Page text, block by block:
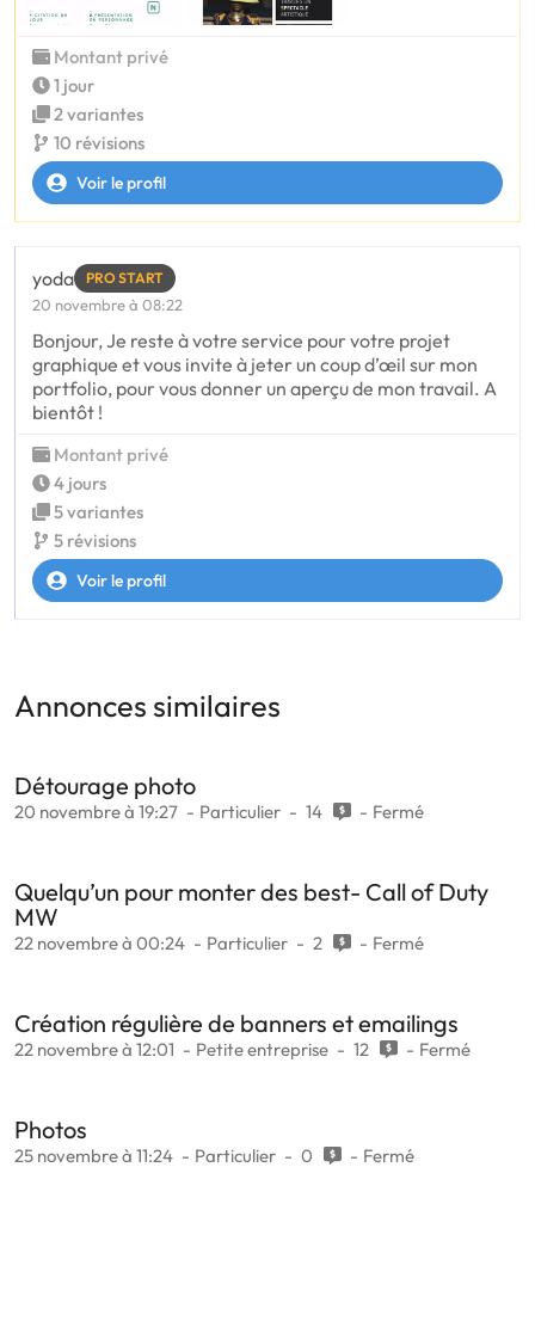
Montant privé
1 jour
2 variantes
10 révisions
Voir le profil
yoda PRO START
20 novembre à 08:22
Bonjour, Je reste à votre service pour votre projet
graphique et vous invite à jeter un coup d’œil sur mon
portfolio, pour vous donner un aperçu de mon travail. A
bientôt !
Montant privé
4 jours
5 variantes
5 révisions
Voir le profil
Annonces similaires
Détourage photo
20 novembre à 19:27 Particulier 14 Fermé
Quelqu’un pour monter des best- Call of Duty
MW
22 novembre à 00:24 Particulier 2 Fermé
Création régulière de banners et emailings
22 novembre à 12:01 Petite entreprise 12 Fermé
Photos
25 novembre à 11:24 Particulier 0 Fermé